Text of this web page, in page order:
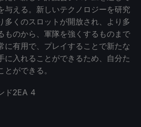
与える。新しいテクノロジーを研究
多くのスロットが開放され、より多
ものから、軍隊を強くするものまで
に有用で、プレイすることで新たな
に入れることができるため、自分た
ができる。